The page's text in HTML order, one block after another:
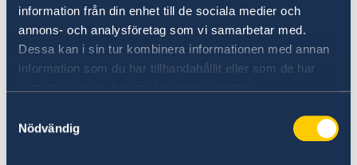
information från din enhet till de sociala medier och
annons- och analysföretag som vi samarbetar med.
Dessa kan i sin tur kombinera informationen med annan
information som du har tillhandahållit eller som de har
Nödvändig
Observera att ambassaden i Skopje eller
Utrikesdepartementet inte ansvarar för
resebestämmelser till Nordmakedonien, varken
för personer eller husdjur. Om du ska resa med
kontakta landets veterinärmyndighet för att få
information om vilka bestämmelser som gäller.